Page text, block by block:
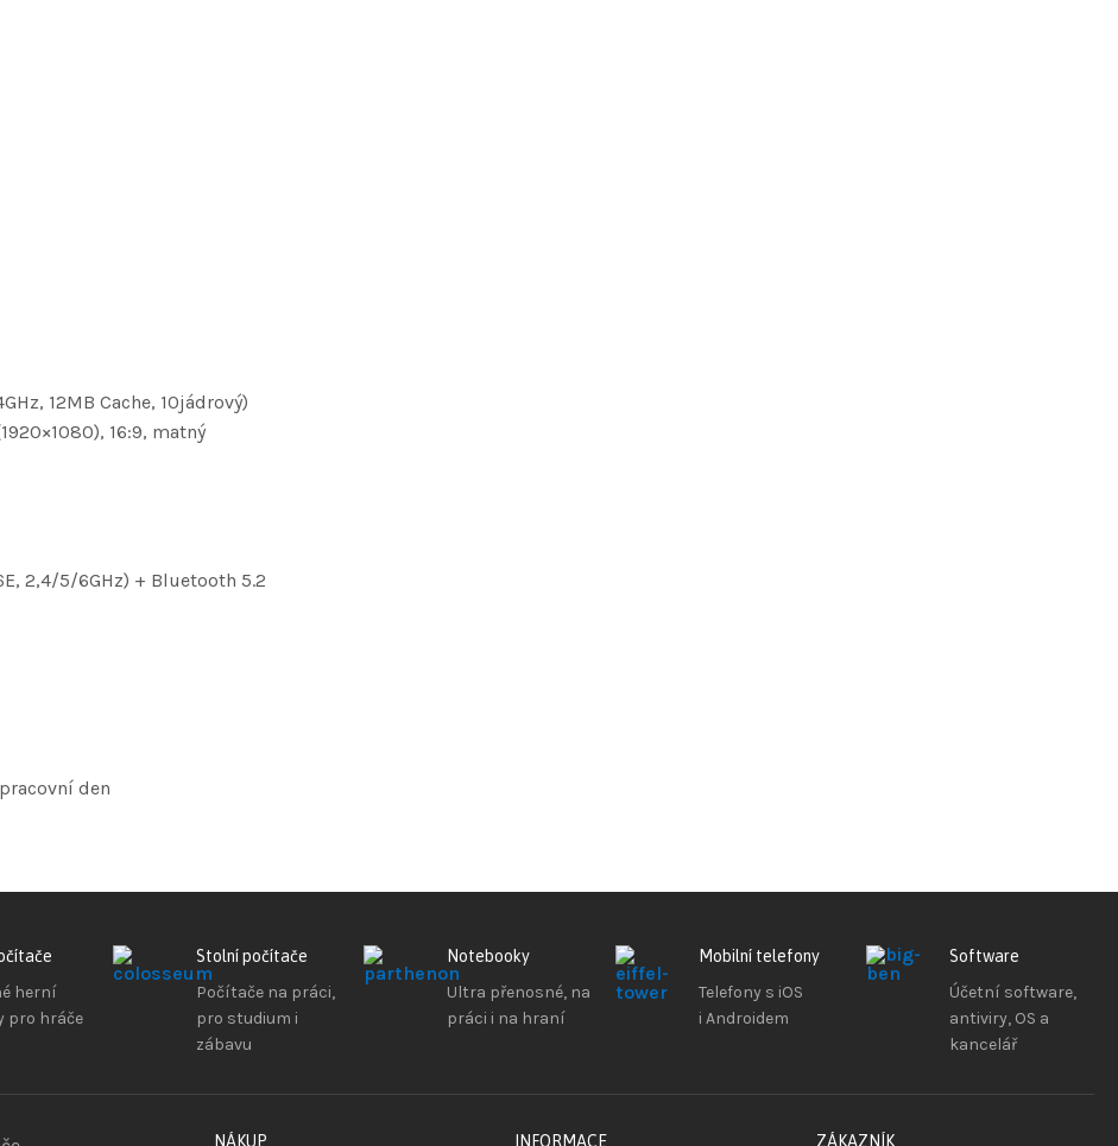
12MB Cache, 10jádrový)
16:9, matný
2,4/5/6GHz) + Bluetooth 5.2
den
herní
pro hráče
Stolní počítače
Počítače na práci,
pro studium i
zábavu
Notebooky
Ultra přenosné, na
práci i na hraní
Mobilní telefony
Telefony s iOS
i Androidem
Software
Účetní software,
antiviry, OS a
kancelář
NÁKUP INFORMACE ZÁKAZNÍK